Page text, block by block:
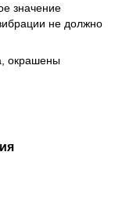
значение
не должно
окрашены